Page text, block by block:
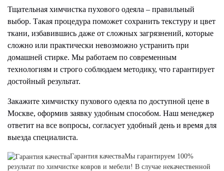
Тщательная химчистка пухового одеяла – правильный
выбор. Такая процедура поможет сохранить текстуру и цвет
ткани, избавившись даже от сложных загрязнений, которые
сложно или практически невозможно устранить при
домашней стирке. Мы работаем по современным
технологиям и строго соблюдаем методику, что гарантирует
достойный результат.
Закажите химчистку пухового одеяла по доступной цене в
Москве, оформив заявку удобным способом. Наш менеджер
ответит на все вопросы, согласует удобный день и время для
выезда специалиста.
Гарантия качестваМы гарантируем 100%
результат по химчистке ковров и мебели! В случае некачественной